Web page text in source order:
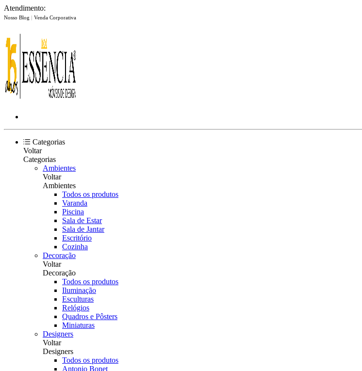
Atendimento:
Nosso Blog | Venda Corporativa
Categorias
Voltar
Categorias
Ambientes
Voltar
Ambientes
Todos os produtos
Varanda
Piscina
Sala de Estar
Sala de Jantar
Escritório
Cozinha
Decoração
Voltar
Decoração
Todos os produtos
Iluminação
Esculturas
Relógios
Quadros e Pôsters
Miniaturas
Designers
Voltar
Designers
Todos os produtos
Antonio Bonet